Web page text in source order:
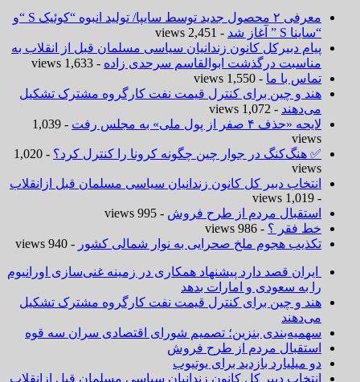
معرفی ۲ محصول جدید توسط سایپا/ تولید انبوه “کوئیک S “و
“ساینا S ” آغاز شد
- 2,451 views
پیام دبیرکل کانون زندانیان سیاسی مسلمان قبل از انقلاب به
مناسبت درگذشت ابوالقاسم سرحدی زاده - 1,633 views
تماس با ما - 1,550 views
هند و چین برای کنترل قیمت نفت کارگروه مشترک تشکیل
می‌دهند - 1,072 views
لایحه «حذف ۴ صفر از پول ملی» به مجلس رفت
- 1,039
views
✅ هنگ‌کنگ در جوار چین چگونه کرونا را کنترل کرد؟
- 1,020
views
انتخاب دبیر کل کانون زندانیان سیاسی مسلمان قبل ازانقلاب
- 1,019 views
استقبال مردم از طرح فروش - 995 views
خط فقر ؟ - 986 views
تکذیب هجوم ملخ صحرایی به نوار شمالی کشور - 940 views
ایران قصد دارد پیشنهاد همکاری در زمینه غنی‌سازی اورانیوم
را به سعودی و امارات بدهد
هند و چین برای کنترل قیمت نفت کارگروه مشترک تشکیل
می‌دهند
سهمیه‌بندی بنزین؛ تصمیم شورای اقتصادی سران سه قوه
استقبال مردم از طرح فروش
دو میلیارد بازدید برای یوتیوب
انتخاب دبیر کل کانون زندانیان سیاسی مسلمان قبل ازانقلاب